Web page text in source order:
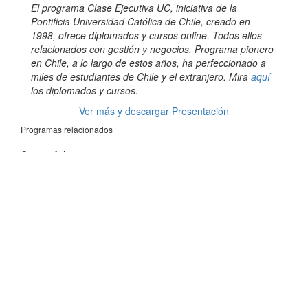
El programa Clase Ejecutiva UC, iniciativa de la
Pontificia Universidad Católica de Chile, creado en
1998, ofrece diplomados y cursos online. Todos ellos
relacionados con gestión y negocios. Programa pionero
en Chile, a lo largo de estos años, ha perfeccionado a
miles de estudiantes de Chile y el extranjero. Mira aquí
los diplomados y cursos.
Ver más y descargar Presentación
Programas relacionados
Curso del autor